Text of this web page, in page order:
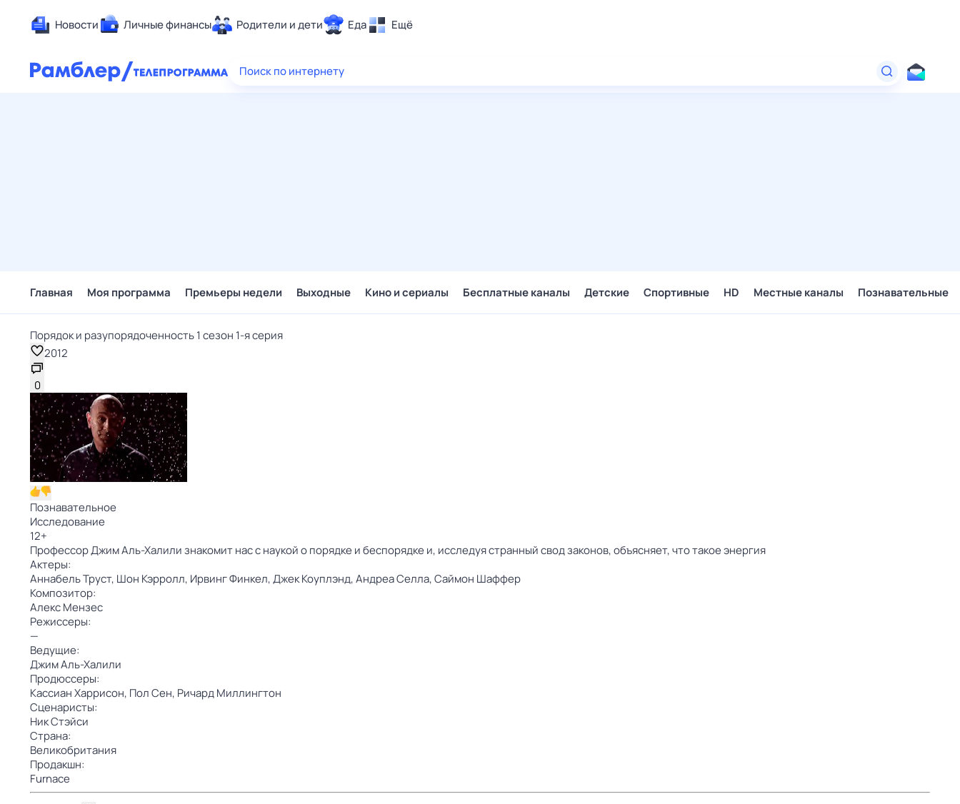
Новости Личные финансы Родители и дети Еда Ещё
Здоровье
Поиск по интернету
Главная Моя программа Премьеры недели Выходные Кино и сериалы Бесплатные каналы Детские Спортивные HD Местные каналы Познавательные
Порядок и разупорядоченность 1 сезон 1-я серия
2012
0
Познавательное
Исследование
12+
Профессор Джим Аль-Халили знакомит нас с наукой о порядке и беспорядке и, исследуя странный свод законов, объясняет, что такое энергия
Актеры:
Аннабель Труст, Шон Кэрролл, Ирвинг Финкел,Джек Коуплэнд,Андреа Селла,Саймон Шаффер
Композитор:
Алекс Мензес
Режиссеры:
—
Ведущие:
Джим Аль-Халили
Продюссеры:
Кассиан Харрисон, Пол Сен, Ричард Миллингтон
Сценаристы:
Ник Стэйси
Страна:
Великобритания
Продакшн:
Furnace